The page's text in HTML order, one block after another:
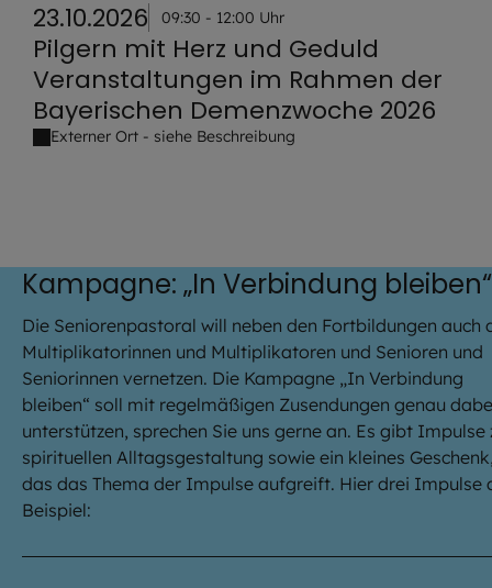
23.10.2026 09:30 - 12:00 Uhr
Pilgern mit Herz und Geduld
Veranstaltungen im Rahmen der
Bayerischen Demenzwoche 2026
Externer Ort - siehe Beschreibung
Kampagne: „In Verbindung bleiben“
Die Seniorenpastoral will neben den Fortbildungen auch
Multiplikatorinnen und Multiplikatoren und Senioren und
Seniorinnen vernetzen. Die Kampagne „In Verbindung
bleiben“ soll mit regelmäßigen Zusendungen genau
unterstützen, sprechen Sie uns gerne an. Es gibt Impulse
spirituellen Alltagsgestaltung sowie ein kleines
das das Thema der Impulse aufgreift. Hier drei Impulse
Beispiel: